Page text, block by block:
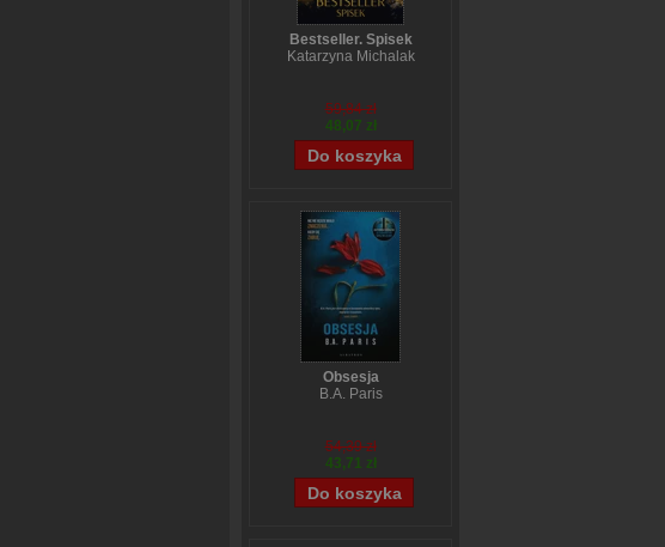
Bestseller. Spisek
Katarzyna Michalak
59,84 zł
48,07 zł
Obsesja
B.A. Paris
54,39 zł
43,71 zł